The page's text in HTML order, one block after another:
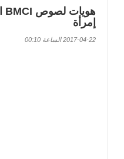
إمرأة
2017-04-22 الساعة 00:10